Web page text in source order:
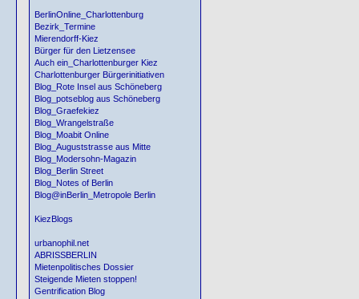
BerlinOnline_Charlottenburg
Bezirk_Termine
Mierendorff-Kiez
Bürger für den Lietzensee
Auch ein_Charlottenburger Kiez
Charlottenburger Bürgerinitiativen
Blog_Rote Insel aus Schöneberg
Blog_potseblog aus Schöneberg
Blog_Graefekiez
Blog_Wrangelstraße
Blog_Moabit Online
Blog_Auguststrasse aus Mitte
Blog_Modersohn-Magazin
Blog_Berlin Street
Blog_Notes of Berlin
Blog@inBerlin_Metropole Berlin
KiezBlogs
urbanophil.net
ABRISSBERLIN
Mietenpolitisches Dossier
Steigende Mieten stoppen!
Gentrification Blog